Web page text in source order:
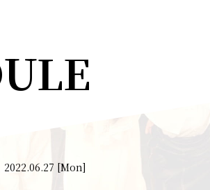
2022.06.27 [Mon]